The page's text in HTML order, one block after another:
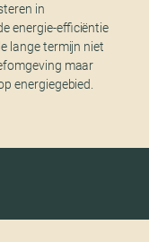
in
energie-efficiëntie
lange termijn niet
maar
energiegebied.